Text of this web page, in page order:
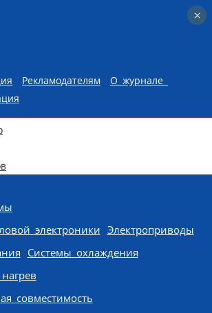
Рекламодателям
О журнале
электроники Электроприводы
Системы охлаждения
совместимость
×
×